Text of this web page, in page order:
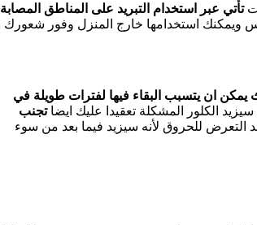
تأتي عبر استخدام التبريد على المناطق المصابة
استخدامها خارج المنزل وفور شعورك
يمكن ان يتسبب البقاء فيها لفترات طويلة في
الكلور المشكلة تعقيدا عليك ايضاتجنب
التعرض للحروق لأنه سيزيد فيما بعد من سوء